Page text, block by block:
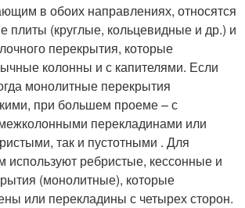
в обоих направлениях, относятся
плиты (круглые, кольцевидные и др.) и
перекрытия, которые
колонны и с капителями. Если
монолитные перекрытия
при большем проеме – с
перекладинами или
так и пустотными . Для
используют ребристые, кессонные и
(монолитные), которые
или перекладины с четырех сторон.